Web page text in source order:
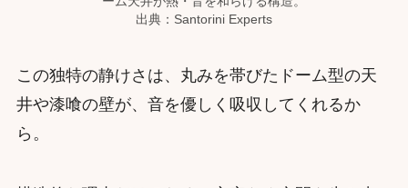
出典：Santorini Experts
この独特の静けさは、丸みを帯びたドーム型の天
井や漆喰の壁が、音を優しく吸収してくれるか
ら。